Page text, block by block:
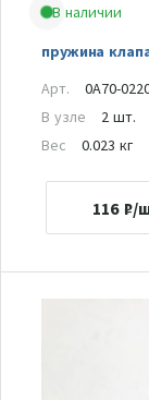
В наличии
пружина
Арт.
0A70-
В узле
2 шт.
Вес
0.023 кг
116 ₽/